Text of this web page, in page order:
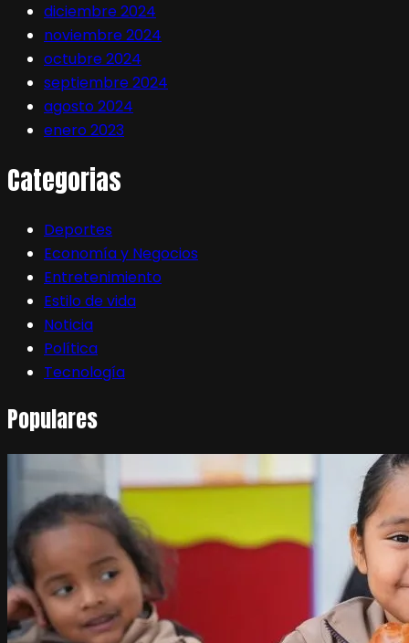
diciembre 2024
noviembre 2024
octubre 2024
septiembre 2024
agosto 2024
enero 2023
Categorias
Deportes
Economía y Negocios
Entretenimiento
Estilo de vida
Noticia
Política
Tecnología
Populares